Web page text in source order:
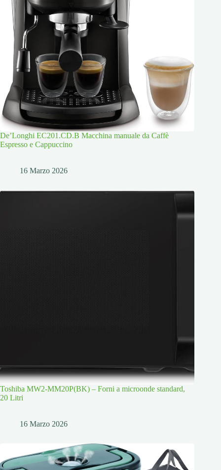
De’Longhi EC201.CD.B Macchina manuale da Caffè
Espresso e Cappuccino
16 Marzo 2026
Toshiba MW2-MM20P(BK) – Forni a microonde standard,
20 Litri
16 Marzo 2026